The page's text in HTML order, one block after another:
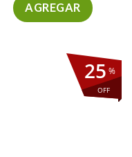
AGREGAR
%
OFF
25